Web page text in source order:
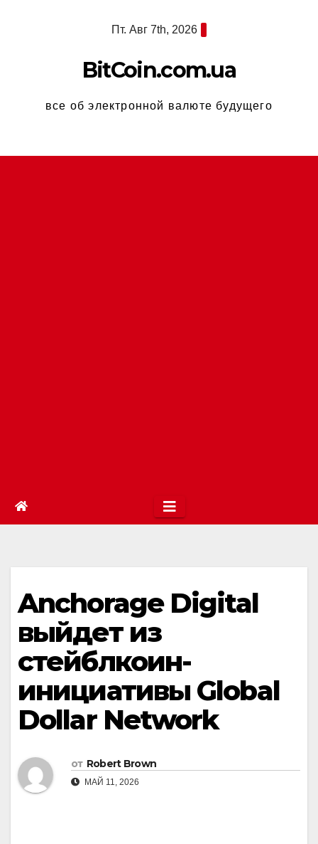
Пт. Авг 7th, 2026
BitCoin.com.ua
все об электронной валюте будущего
Anchorage Digital
выйдет из
стейблкоин-
инициативы Global
Dollar Network
от Robert Brown
МАЙ 11, 2026